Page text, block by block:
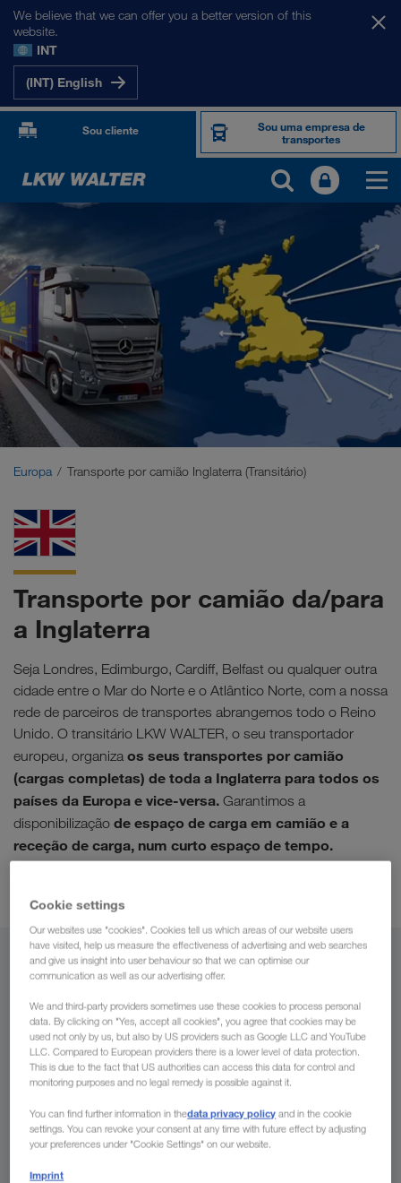
We believe that we can offer you a better version of this
website.
INT
(INT) English
Sou cliente
Sou uma empresa de
transportes
OS NOSSOS MERCADOS
Europa
Ásia Central
Rússia
Médio Oriente
Europa Transporte por camião Inglaterra (Transitário)
Transporte por camião da/para
a Inglaterra
Seja Londres, Edimburgo, Cardiff, Belfast ou qualquer outra
cidade entre o Mar do Norte e o Atlântico Norte, com a nossa
rede de parceiros de transportes abrangemos todo o Reino
Unido. O transitário LKW WALTER, o seu transportador
europeu, organiza os seus transportes por camião
(cargas completas) de toda a Inglaterra para todos os
países da Europa e vice-versa. Garantimos a
disponibilização de espaço de carga em camião e a
receção de carga, num curto espaço de tempo.
transporte combinado
De
Portugal
Para
País
Cookie settings
Our websites use "cookies". Cookies tell us which areas of our website users
have visited, help us measure the effectiveness of advertising and web searches
and give us insight into user behaviour so that we can optimise our
communication as well as our advertising offer.
We and third-party providers sometimes use these cookies to process personal
data. By clicking on "Yes, accept all cookies", you agree that cookies may be
used not only by us, but also by US providers such as Google LLC and YouTube
LLC. Compared to European providers there is a lower level of data protection.
This is due to the fact that US authorities can access this data for control and
monitoring purposes and no legal remedy is possible against it.
You can find further information in thedata privacy policy and in the cookie
settings. You can revoke your consent at any time with future effect by adjusting
your preferences under "Cookie Settings" on our website.
Imprint